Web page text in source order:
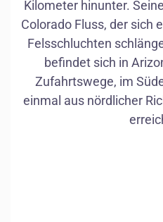
Kilometer hinunter.
Colorado Fluss, der sich
Felsschluchten
befindet sich in
Zufahrtswege, im
einmal aus nördlicher